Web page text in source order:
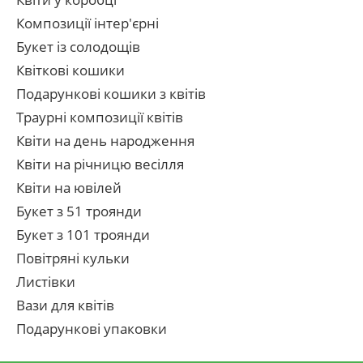
Композиції інтер'єрні
Букет із солодощів
Квіткові кошики
Подарункові кошики з квітів
Траурні композиції квітів
Квіти на день народження
Квіти на річницю весілля
Квіти на ювілей
Букет з 51 троянди
Букет з 101 троянди
Повітряні кульки
Листівки
Вази для квітів
Подарункові упаковки